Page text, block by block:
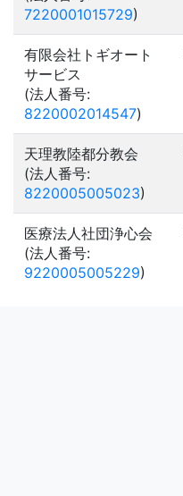
7220001015729)
有限会社トギオート
サービス
(法人番号:
8220002014547)
天理教陸都分教会
(法人番号:
8220005005023)
医療法人社団浄心会
(法人番号:
9220005005229)